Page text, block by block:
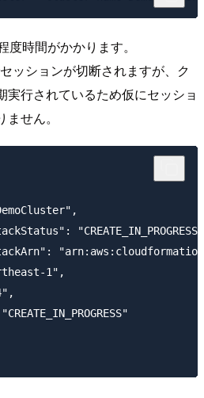
時間がかかります。
ッションが切断されますが、ク
実行されているため仮にセッショ
せん。
1",